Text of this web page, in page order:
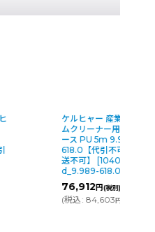
ケルヒャー 産業用バキ
ムクリーナー用サクシ
ース PU 5m 9.989-
618.0【代引不可・個人
送不可】
[10408-03-1-
d_9.989-618.0
76,912円(税別)
(税込 : 84,603円